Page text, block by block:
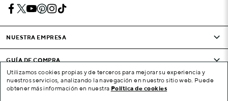
NUESTRA EMPRESA
GUÍA DE COMPRA
CONDICIONES Y EMPRESA
Utilizamos cookies propias y de terceros para mejorar su experiencia y
nuestros servicios, analizando la navegación en nuestro sitio web. Puede
obtener más información en nuestra Política de cookies